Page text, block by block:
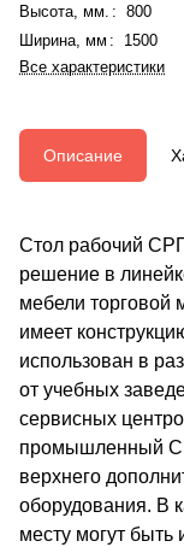
Высота, мм. : 800
Ширина, мм :
1500
Все характеристики
Описание
Стол рабочий
решение в
мебели торговой
имеет
использован в
от учебных
сервисных
промышленный
верхнего
оборудования. В
месту могут